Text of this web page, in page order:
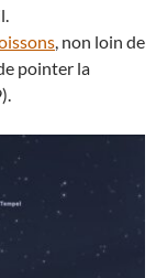
, non loin de
pointer la